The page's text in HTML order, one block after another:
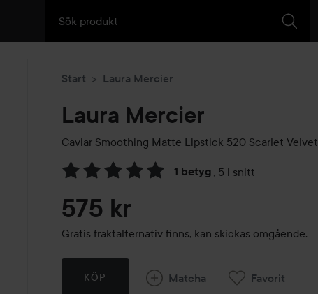
Start Laura Mercier
Laura Mercier
Caviar Smoothing Matte Lipstick 520 Scarlet Velvet
1 betyg , 5 i snitt
Hoppa till Betyg & kommentarer
575 kr
Gratis fraktalternativ finns, kan skickas omgående.
KÖP Matcha Favorit